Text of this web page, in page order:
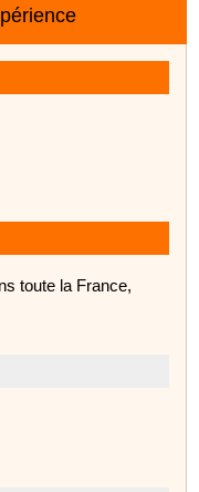
toute la France,